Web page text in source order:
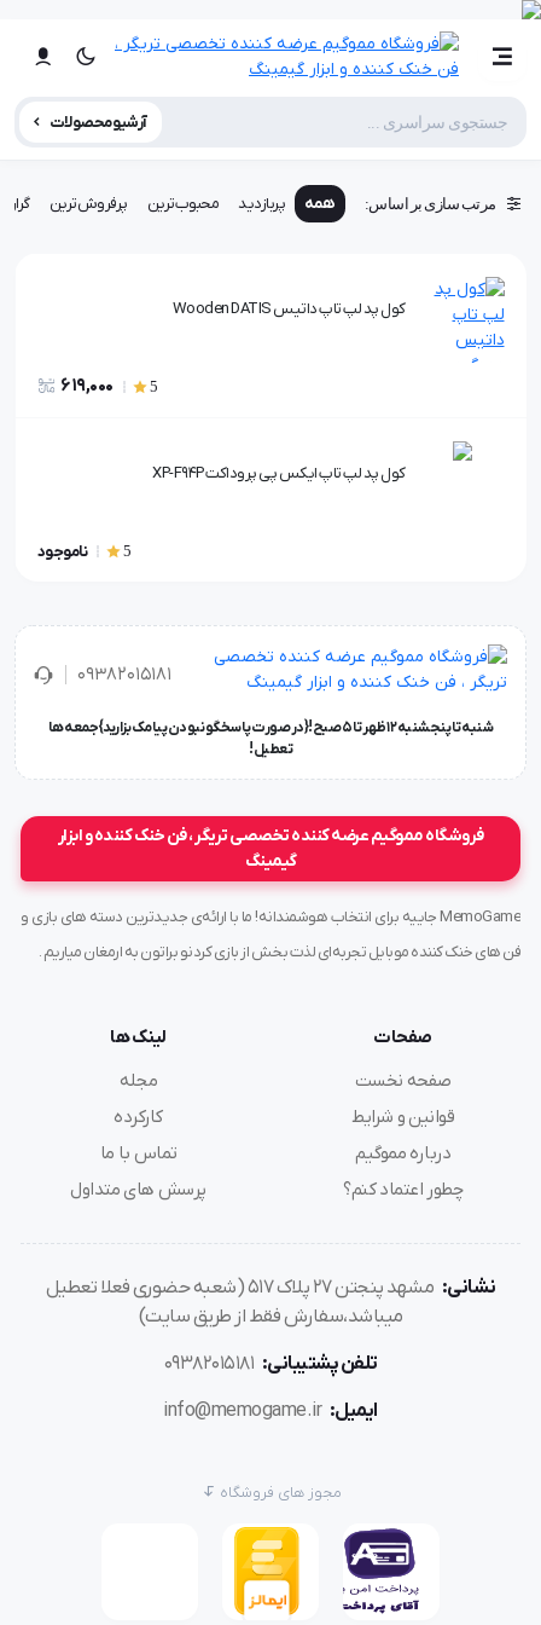
آرشیو محصولات
مرتب سازی بر اساس: همه پربازدید محبوب‌ترین پرفروش‌ترین
کول پد لپ تاپ داتیس Wooden DATIS
5
619,000
کول پد لپ تاپ ایکس پی پروداکت XP-F94P
5 ناموجود
۰۹۳۸۲۰۱۵۱۸۱
شنبه تا پنجشنبه ۱۲ ظهر تا 5 صبح!{در صورت پاسخگو نبودن پیامک بزارید} جمعه ها
تعطیل !
فروشگاه مموگیم عرضه کننده تخصصی تریگر ، فن خنک کننده و ابزار
گیمینگ
MemoGame جاییه برای انتخاب هوشمندانه! ما با ارائه‌ی جدیدترین دسته های بازی و
فن های خنک کننده موبایل تجربه‌ای لذت بخش از بازی کردنو براتون به ارمغان میاریم .
صفحات
صفحه نخست
قوانین و شرایط
درباره مموگیم
چطور اعتماد کنم؟
لینک ها
مجله
کارکرده
تماس با ما
پرسش های متداول
نشانی:
مشهد پنجتن ۲۷ پلاک ۵۱۷ (شعبه حضوری فعلا تعطیل
میباشد،سفارش فقط از طریق سایت)
تلفن پشتیبانی: ۰۹۳۸۲۰۱۵۱۸۱
ایمیل: info@memogame.ir
مجوز های فروشگاه